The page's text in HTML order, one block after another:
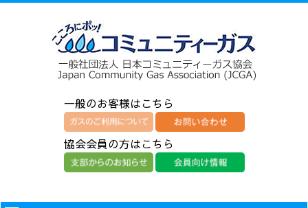
一般のお客様はこちら
協会会員の方はこちら